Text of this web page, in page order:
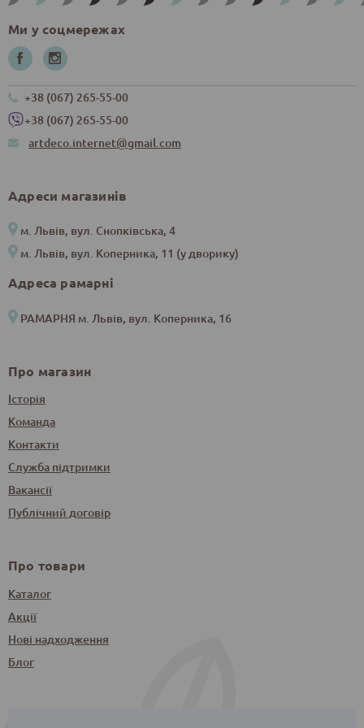
Ми у соцмережах
+38 (067) 265-55-00
+38 (067) 265-55-00
artdeco.internet@gmail.com
Адреси магазинів
м. Львів, вул. Снопківська, 4
м. Львів, вул. Коперника, 11 (у дворику)
Адреса рамарні
РАМАРНЯ м. Львів, вул. Коперника, 16
Про магазин
Історія
Команда
Контакти
Служба підтримки
Вакансії
Публічний договір
Про товари
Каталог
Акції
Нові надходження
Блог